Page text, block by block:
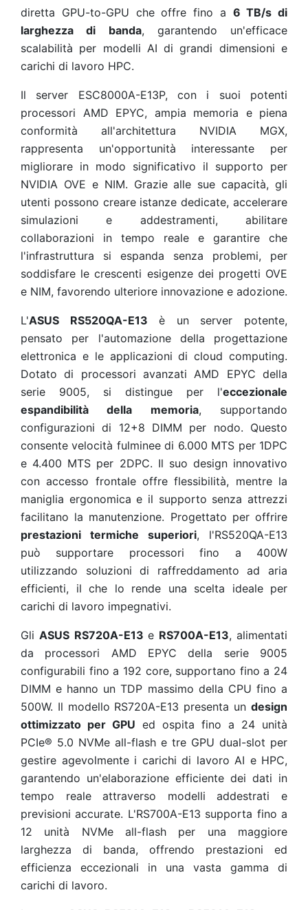
diretta GPU-to-GPU che offre fino a 6 TB/s di
larghezza di banda, garantendo un'efficace
scalabilità per modelli AI di grandi dimensioni e
carichi di lavoro HPC.
Il server ESC8000A-E13P, con i suoi potenti
processori AMD EPYC, ampia memoria e piena
conformità all'architettura NVIDIA MGX,
rappresenta un'opportunità interessante per
migliorare in modo significativo il supporto per
NVIDIA OVE e NIM. Grazie alle sue capacità, gli
utenti possono creare istanze dedicate, accelerare
simulazioni e addestramenti, abilitare
collaborazioni in tempo reale e garantire che
l'infrastruttura si espanda senza problemi, per
soddisfare le crescenti esigenze dei progetti OVE
e NIM, favorendo ulteriore innovazione e adozione.
L'ASUS RS520QA-E13
è un server potente,
pensato per l'automazione della progettazione
elettronica e le applicazioni di cloud computing.
Dotato di processori avanzati AMD EPYC della
serie 9005, si distingue per l'eccezionale
espandibilità della memoria, supportando
configurazioni di 12+8 DIMM per nodo. Questo
consente velocità fulminee di 6.000 MTS per 1DPC
e 4.400 MTS per 2DPC. Il suo design innovativo
con accesso frontale offre flessibilità, mentre la
maniglia ergonomica e il supporto senza attrezzi
facilitano la manutenzione. Progettato per offrire
prestazioni termiche superiori, l'RS520QA-E13
può supportare processori fino a 400W
utilizzando soluzioni di raffreddamento ad aria
efficienti, il che lo rende una scelta ideale per
carichi di lavoro impegnativi.
Gli ASUS RS720A-E13 e RS700A-E13, alimentati
da processori AMD EPYC della serie 9005
configurabili fino a 192 core, supportano fino a 24
DIMM e hanno un TDP massimo della CPU fino a
500W. Il modello RS720A-E13 presenta un design
ottimizzato per GPU ed ospita fino a 24 unità
PCIe® 5.0 NVMe all-flash e tre GPU dual-slot per
gestire agevolmente i carichi di lavoro AI e HPC,
garantendo un'elaborazione efficiente dei dati in
tempo reale attraverso modelli addestrati e
previsioni accurate. L'RS700A-E13 supporta fino a
12 unità NVMe all-flash per una maggiore
larghezza di banda, offrendo prestazioni ed
efficienza eccezionali in una vasta gamma di
carichi di lavoro.